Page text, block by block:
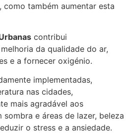
também aumentar esta
contribui
da qualidade do ar,
e a fornecer oxigénio.
implementadas,
nas cidades,
mais agradável aos
e áreas de lazer, beleza
o stress e a ansiedade.